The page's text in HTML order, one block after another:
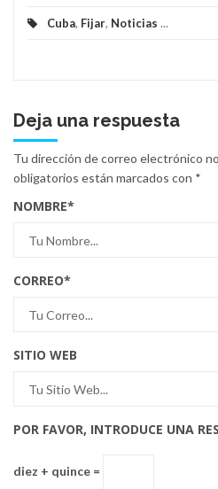
Cuba, Fijar, Noticias ...
Deja una respuesta
Tu dirección de correo electrónico
obligatorios están marcados con *
NOMBRE*
CORREO*
SITIO WEB
POR FAVOR, INTRODUCE UNA
diez + quince =